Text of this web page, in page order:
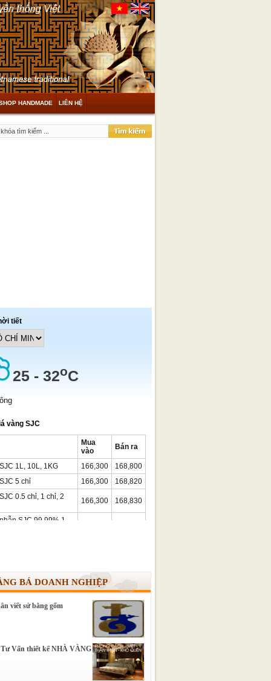
HANDMADE LIÊN HỆ
BÁ DOANH NGHIỆP
viết sử bằng gốm
Vấn thiết kế NHÀ VÀNG